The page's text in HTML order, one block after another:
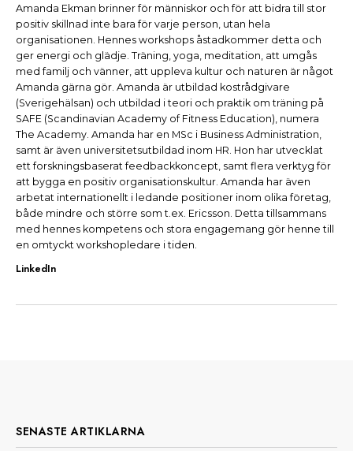
Amanda Ekman brinner för människor och för att bidra till stor
positiv skillnad inte bara för varje person, utan hela
organisationen. Hennes workshops åstadkommer detta och
ger energi och glädje. Träning, yoga, meditation, att umgås
med familj och vänner, att uppleva kultur och naturen är något
Amanda gärna gör. Amanda är utbildad kostrådgivare
(Sverigehälsan) och utbildad i teori och praktik om träning på
SAFE (Scandinavian Academy of Fitness Education), numera
The Academy. Amanda har en MSc i Business Administration,
samt är även universitetsutbildad inom HR. Hon har utvecklat
ett forskningsbaserat feedbackkoncept, samt flera verktyg för
att bygga en positiv organisationskultur. Amanda har även
arbetat internationellt i ledande positioner inom olika företag,
både mindre och större som t.ex. Ericsson. Detta tillsammans
med hennes kompetens och stora engagemang gör henne till
en omtyckt workshopledare i tiden.
LinkedIn
SENASTE ARTIKLARNA